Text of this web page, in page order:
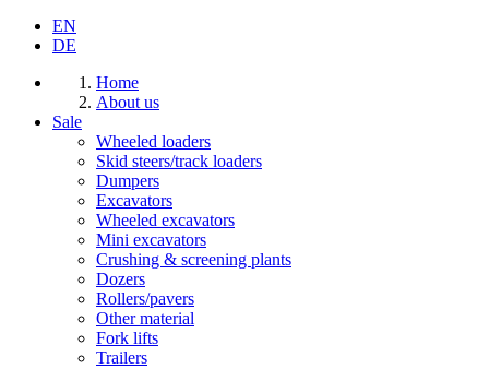
EN
DE
Home
About us
Sale
Wheeled loaders
Skid steers/track loaders
Dumpers
Excavators
Wheeled excavators
Mini excavators
Crushing & screening plants
Dozers
Rollers/pavers
Other material
Fork lifts
Trailers